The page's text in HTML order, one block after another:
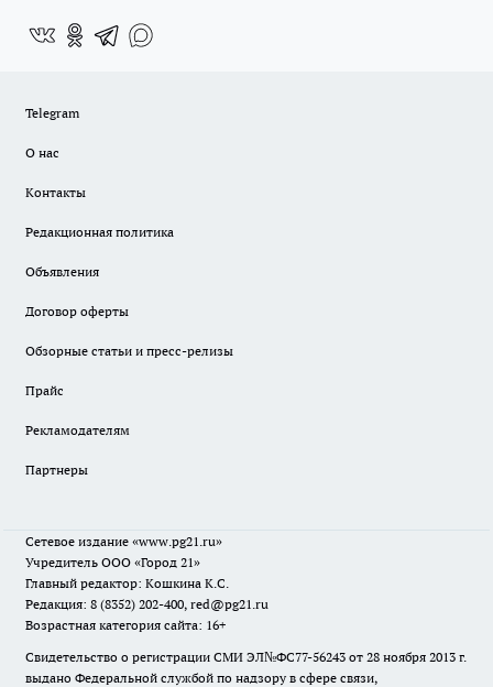
Telegram
О нас
Контакты
Редакционная политика
Объявления
Договор оферты
Обзорные статьи и пресс-релизы
Прайс
Рекламодателям
Партнеры
Сетевое издание «www.pg21.ru»
Учредитель ООО «Город 21»
Главный редактор: Кошкина К.С.
Редакция: 8 (8352) 202-400, red@pg21.ru
Возрастная категория сайта: 16+
Свидетельство о регистрации СМИ ЭЛ№ФС77-56243 от 28 ноября 2013 г.
выдано Федеральной службой по надзору в сфере связи,